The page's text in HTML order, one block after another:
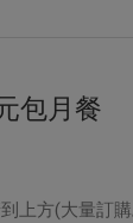
包月餐
上方(大量訂